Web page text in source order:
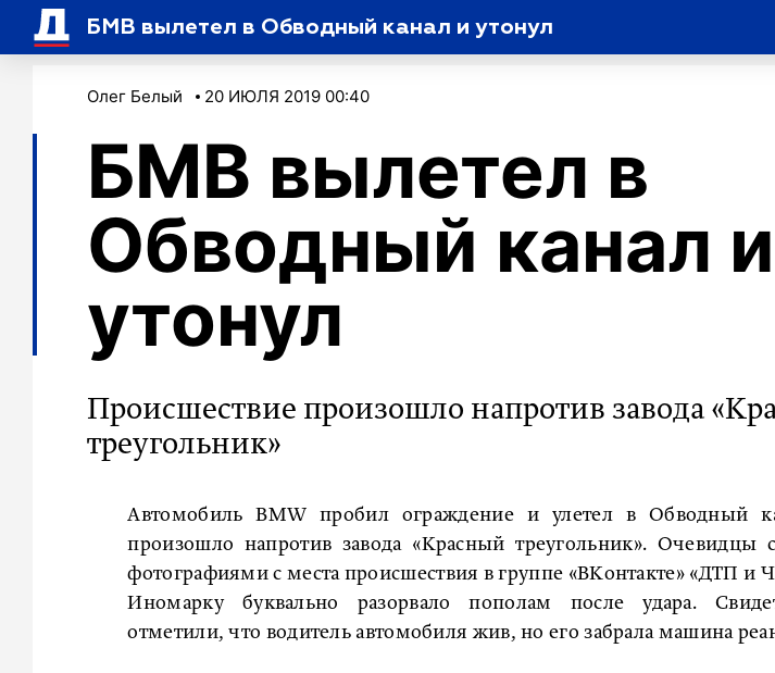
БМВ вылетел в Обводный канал и утонул
Олег Белый 20 ИЮЛЯ 2019 00:40
БМВ вылетел в
Обводный канал и
утонул
Происшествие произошло напротив завода
треугольник»
Автомобиль BMW пробил ограждение и улетел в Обводный
произошло напротив завода «Красный треугольник». Очевидцы
фотографиями с места происшествия в группе «ВКонтакте» «ДТП и
Иномарку буквально разорвало пополам после удара.
отметили, что водитель автомобиля жив, но его забрала машина